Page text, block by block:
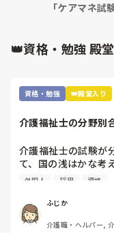
「ケアマネ
👑資格・勉強 殿
資格・勉強 👑殿堂入り
介護福祉士の分野別
介護福祉士の試験が
て、国の浅はかな考
利用は、外国人の合
根本的に介護へ転職
のに、高齢者は増加
年々、介護福祉士
外国人 採用 資格
ふじか
介護職・ヘルパー,